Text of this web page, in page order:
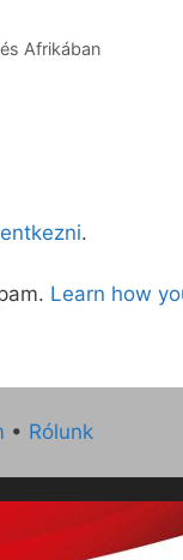
Afrikában
.
Learn how
• Rólunk